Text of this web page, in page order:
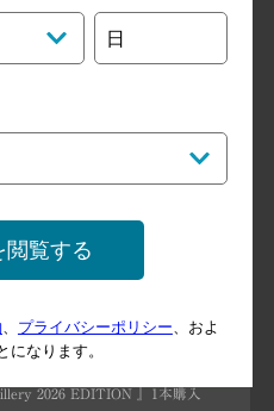
選になります。
務局
料／オペレーター対応）
日・祝日及び夏季休業・
2026 EDITION 』1本購入
日
閲覧する
プライバシーポリシー 、およ
になります。